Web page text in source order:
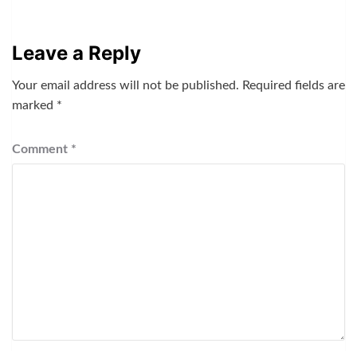
Leave a Reply
Your email address will not be published. Required fields are
marked *
Comment *